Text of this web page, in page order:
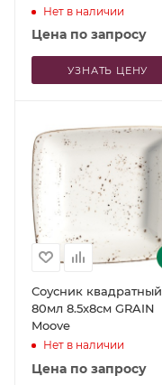
Нет в наличии
Цена по запросу
УЗНАТЬ ЦЕНУ
Соусник квадратный
80мл 8.5x8см GRAIN
Moove
Нет в наличии
Цена по запросу